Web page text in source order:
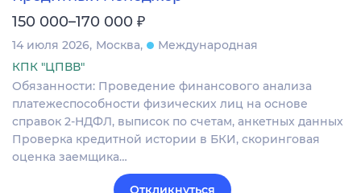
150 000–170 000 ₽
14 июля 2026 Москва
Международная
КПК "ЦПВВ"
Обязанности: Проведение финансового анализа
платежеспособности физических лиц на основе
справок 2-НДФЛ, выписок по счетам, анкетных данных
Проверка кредитной истории в БКИ, скоринговая
оценка заемщика…
Откликнуться